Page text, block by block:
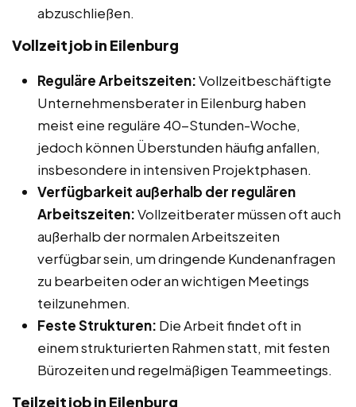
abzuschließen.
Vollzeitjob in Eilenburg
Reguläre Arbeitszeiten:Vollzeitbeschäftigte
Unternehmensberater in Eilenburg haben
meist eine reguläre 40-Stunden-Woche,
jedoch können Überstunden häufig anfallen,
insbesondere in intensiven Projektphasen.
Verfügbarkeit außerhalb der regulären
Arbeitszeiten:Vollzeitberater müssen oft auch
außerhalb der normalen Arbeitszeiten
verfügbar sein, um dringende Kundenanfragen
zu bearbeiten oder an wichtigen Meetings
teilzunehmen.
Feste Strukturen: Die Arbeit findet oft in
einem strukturierten Rahmen statt, mit festen
Bürozeiten und regelmäßigen Teammeetings.
Teilzeitjob in Eilenburg